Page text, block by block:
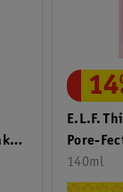
E.l.f.
Pore-
140ml
14